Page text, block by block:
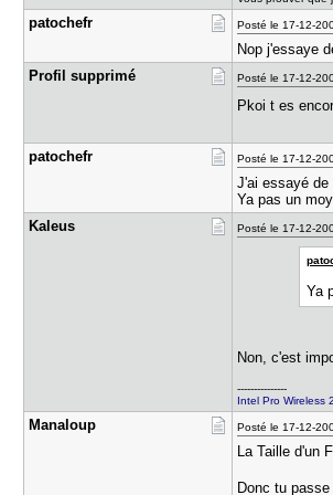
patochefr Posté le 17-12-
Nop j'essaye
Profil sup​primé
Posté le 17-12-
Pkoi t es
patochefr Posté le 17-12-
J'ai essayé
Ya pas un
Kaleus
Posté le 17-12-
Ya
Non, c'est
---------------
Intel Pro Wireless
Manaloup Posté le 17-12-
La Taille d'un
Donc tu